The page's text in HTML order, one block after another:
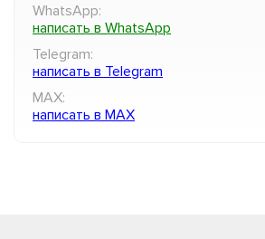
WhatsApp:
написать в WhatsApp
Telegram:
написать в Telegram
MAX:
написать в MAX